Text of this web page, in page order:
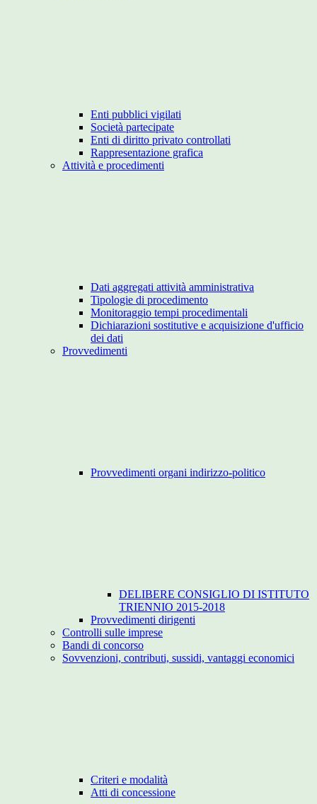
Enti pubblici vigilati
Società partecipate
Enti di diritto privato controllati
Rappresentazione grafica
Attività e procedimenti
Dati aggregati attività amministrativa
Tipologie di procedimento
Monitoraggio tempi procedimentali
Dichiarazioni sostitutive e acquisizione d'ufficio
dei dati
Provvedimenti
Provvedimenti organi indirizzo-politico
DELIBERE CONSIGLIO DI ISTITUTO
TRIENNIO 2015-2018
Provvedimenti dirigenti
Controlli sulle imprese
Bandi di concorso
Sovvenzioni, contributi, sussidi, vantaggi economici
Criteri e modalità
Atti di concessione